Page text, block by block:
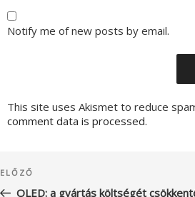
Notify me of new posts by email.
This site uses Akismet to reduce
comment data is processed.
navigáció
Korábbi
bejegyzés
ELŐZŐ
OLED: a gyártás költségét